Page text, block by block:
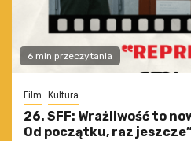
6 min przeczytania
Film Kultura
26. SFF: Wrażliwość to
Od początku, raz